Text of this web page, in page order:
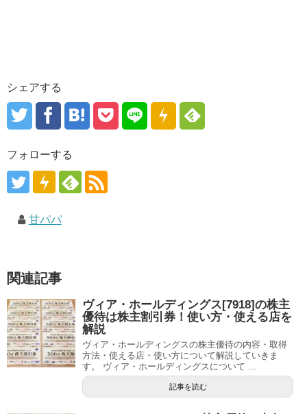
シェアする
フォローする
甘パパ
関連記事
ヴィア・ホールディングス[7918]の株主
優待は株主割引券！使い方・使える店を
解説
ヴィア・ホールディングスの株主優待の内容・取得
方法・使える店・使い方について解説していきま
す。 ヴィア・ホールディングスについて ...
記事を読む